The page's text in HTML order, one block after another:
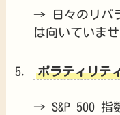
→ 日々のリバ
は向いていませ
ボラティリテ
→ S&P 500 指